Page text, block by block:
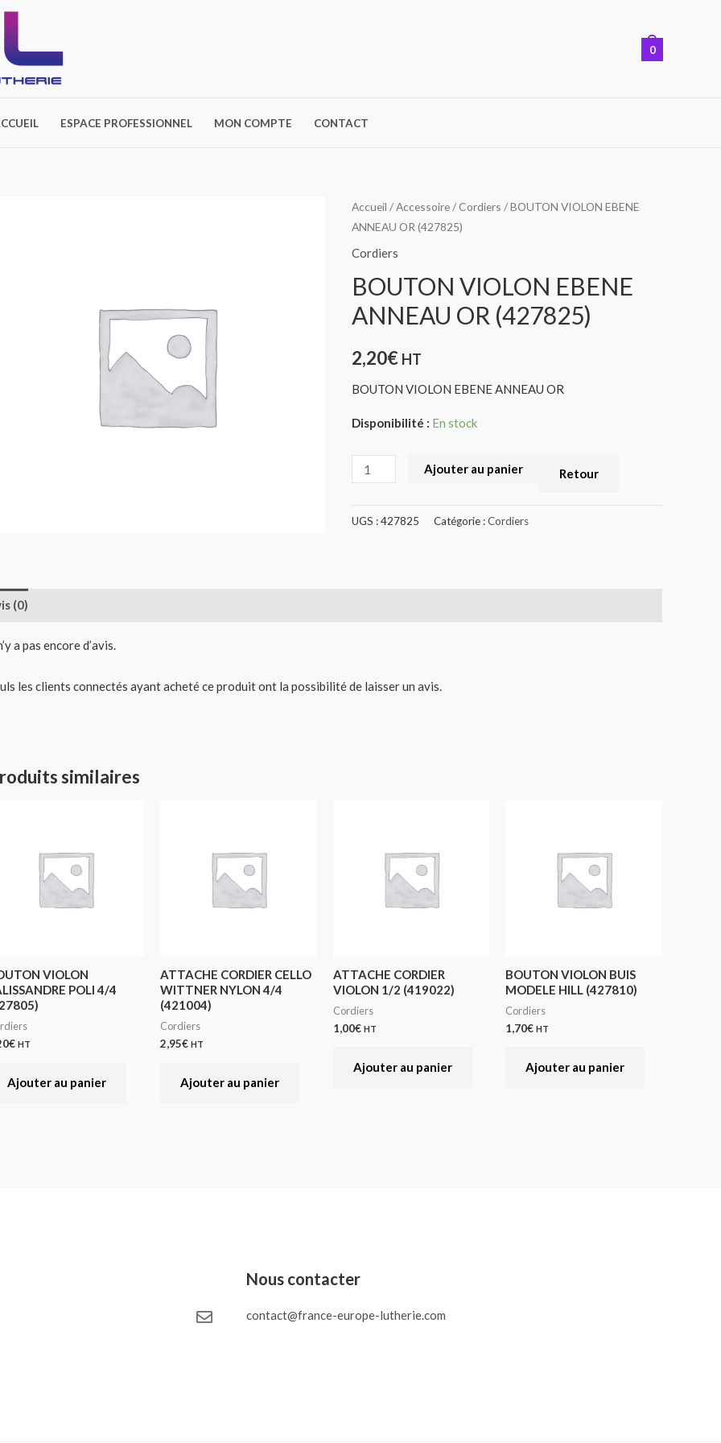
0
ESPACE PROFESSIONNEL MON COMPTE CONTACT
Accueil /Accessoire/Cordiers / BOUTON VIOLON EBENE
ANNEAU OR (427825)
Cordiers
BOUTON VIOLON EBENE
ANNEAU OR (427825)
2,20€ HT
BOUTON VIOLON EBENE ANNEAU OR
Disponibilité : En stock
quantité
de
BOUTON
EBENE
ANNEAU
(427825)
Ajouter au panier Retour
UGS :427825 Catégorie :Cordiers
(0)
a pas encore d’avis.
les clients connectés ayant acheté ce produit ont la possibilité de laisser un avis.
similaires
VIOLON
POLI 4/4
€ HT
Ajouter au panier
ATTACHE CORDIER CELLO
WITTNER NYLON 4/4
(421004)
Cordiers
2,95€ HT
Ajouter au panier
ATTACHE CORDIER
VIOLON 1/2 (419022)
Cordiers
1,00€ HT
Ajouter au panier
BOUTON VIOLON BUIS
MODELE HILL (427810)
Cordiers
1,70€ HT
Ajouter au panier
Nous contacter
contact@france-europe-lutherie.com